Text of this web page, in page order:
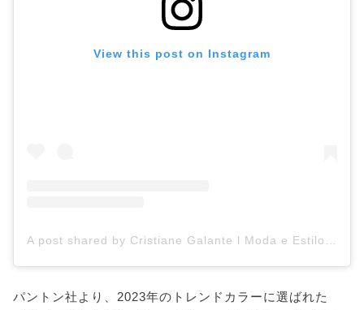
View this post on Instagram
パントン社より、2023年のトレンドカラーに選ばれた